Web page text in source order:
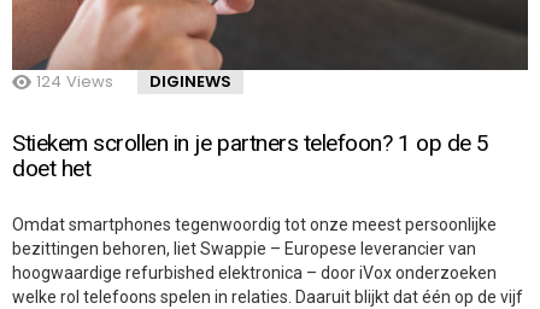
124 Views DIGINEWS
Stiekem scrollen in je partners telefoon? 1 op de 5
doet het
Omdat smartphones tegenwoordig tot onze meest persoonlijke
bezittingen behoren, liet Swappie – Europese leverancier van
hoogwaardige refurbished elektronica – door iVox onderzoeken
welke rol telefoons spelen in relaties. Daaruit blijkt dat één op de vijf